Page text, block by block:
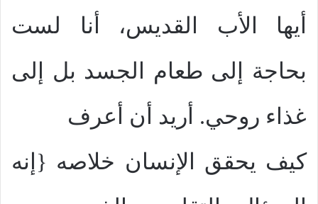
أيها الأب القديس، أنا لست
بحاجة إلى طعام الجسد بل إلى
غذاء روحي. أريد أن أعرف
كيف يحقق الإنسان خلاصه {إنه